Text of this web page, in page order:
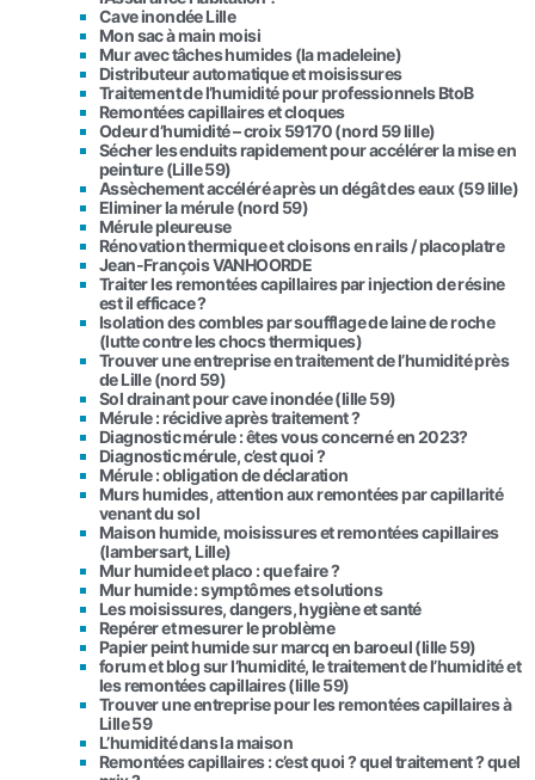
Cave inondée Lille
Mon sac à main moisi
Mur avec tâches humides (la madeleine)
Distributeur automatique et moisissures
Traitement de l’humidité pour professionnels BtoB
Remontées capillaires et cloques
Odeur d’humidité – croix 59170 (nord 59 lille)
Sécher les enduits rapidement pour accélérer la mise en
peinture (Lille 59)
Assèchement accéléré après un dégât des eaux (59 lille)
Eliminer la mérule (nord 59)
Mérule pleureuse
Rénovation thermique et cloisons en rails / placoplatre
Jean-François VANHOORDE
Traiter les remontées capillaires par injection de résine
est il efficace ?
Isolation des combles par soufflage de laine de roche
(lutte contre les chocs thermiques)
Trouver une entreprise en traitement de l’humidité près
de Lille (nord 59)
Sol drainant pour cave inondée (lille 59)
Mérule : récidive après traitement ?
Diagnostic mérule : êtes vous concerné en 2023?
Diagnostic mérule, c’est quoi ?
Mérule : obligation de déclaration
Murs humides, attention aux remontées par capillarité
venant du sol
Maison humide, moisissures et remontées capillaires
(lambersart, Lille)
Mur humide et placo : que faire ?
Mur humide : symptômes et solutions
Les moisissures, dangers, hygiène et santé
Repérer et mesurer le problème
Papier peint humide sur marcq en baroeul (lille 59)
forum et blog sur l’humidité, le traitement de l’humidité et
les remontées capillaires (lille 59)
Trouver une entreprise pour les remontées capillaires à
Lille 59
L’humidité dans la maison
Remontées capillaires : c’est quoi ? quel traitement ? quel